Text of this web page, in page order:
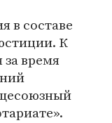
в составе
К
за время